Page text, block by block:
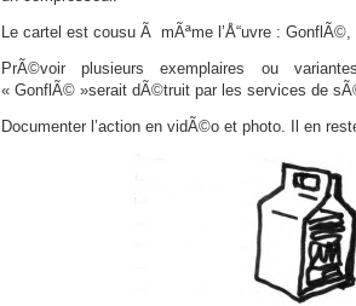
Le cartel est cousu Ã mÃªme l’Å“uvre : GonflÃ©,
PrÃ©voir plusieurs exemplaires ou
« GonflÃ© »serait dÃ©truit par les services de
Documenter l’action en vidÃ©o et photo. Il en